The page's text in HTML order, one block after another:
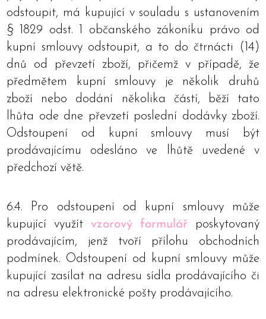
odstoupit, má kupující v souladu s ustanovením
§ 1829 odst. 1 občanského zákoníku právo od
kupní smlouvy odstoupit, a to do čtrnácti (14)
dnů od převzetí zboží, přičemž v případě, že
předmětem kupní smlouvy je několik druhů
zboží nebo dodání několika částí, běží tato
lhůta ode dne převzetí poslední dodávky zboží.
Odstoupení od kupní smlouvy musí být
prodávajícímu odesláno ve lhůtě uvedené v
předchozí větě.
6.4. Pro odstoupení od kupní smlouvy může
kupující využít vzorový formulář poskytovaný
prodávajícím, jenž tvoří přílohu obchodních
podmínek. Odstoupení od kupní smlouvy může
kupující zasílat na adresu sídla prodávajícího či
na adresu elektronické pošty prodávajícího.